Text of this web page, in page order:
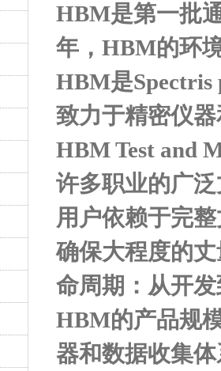
HBM是第一批
年， HBM的环
HBM是Spectris
致力于精密仪
HBM Test and
许多职业的广
用户依赖于完
确保大程度的
命周期：从开
HBM的产品规
器和数据收集